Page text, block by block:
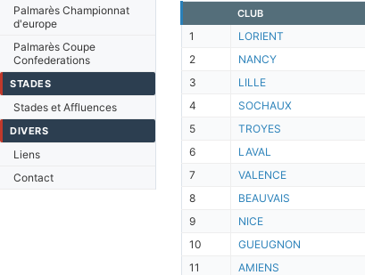
Palmarès Championnat
d'europe
Palmarès Coupe
Confederations
STADES
Stades et Affluences
DIVERS
Liens
Contact
CLUB
1 LORIENT
2
NANCY
3
LILLE
4
SOCHAUX
5
TROYES
6
LAVAL
7
VALENCE
8
BEAUVAIS
9
NICE
10
GUEUGNON
11
AMIENS